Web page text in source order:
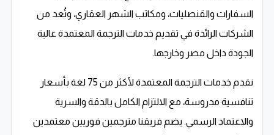
السفارات والقنصليات، ومكاتب الشهر العقاري، وتُعد من
الشركات الرائدة في تقديم خدمات الترجمة المعتمدة عالية
الجودة داخل مصر وخارجها.
نقدم خدمات الترجمة المعتمدة لأكثر من 75 لغة بأسعار
تنافسية مدروسة، مع الالتزام الكامل بالدقة والسرية
والاعتماد الرسمي. يضم فريقنا مترجمين فوريين معتمدين